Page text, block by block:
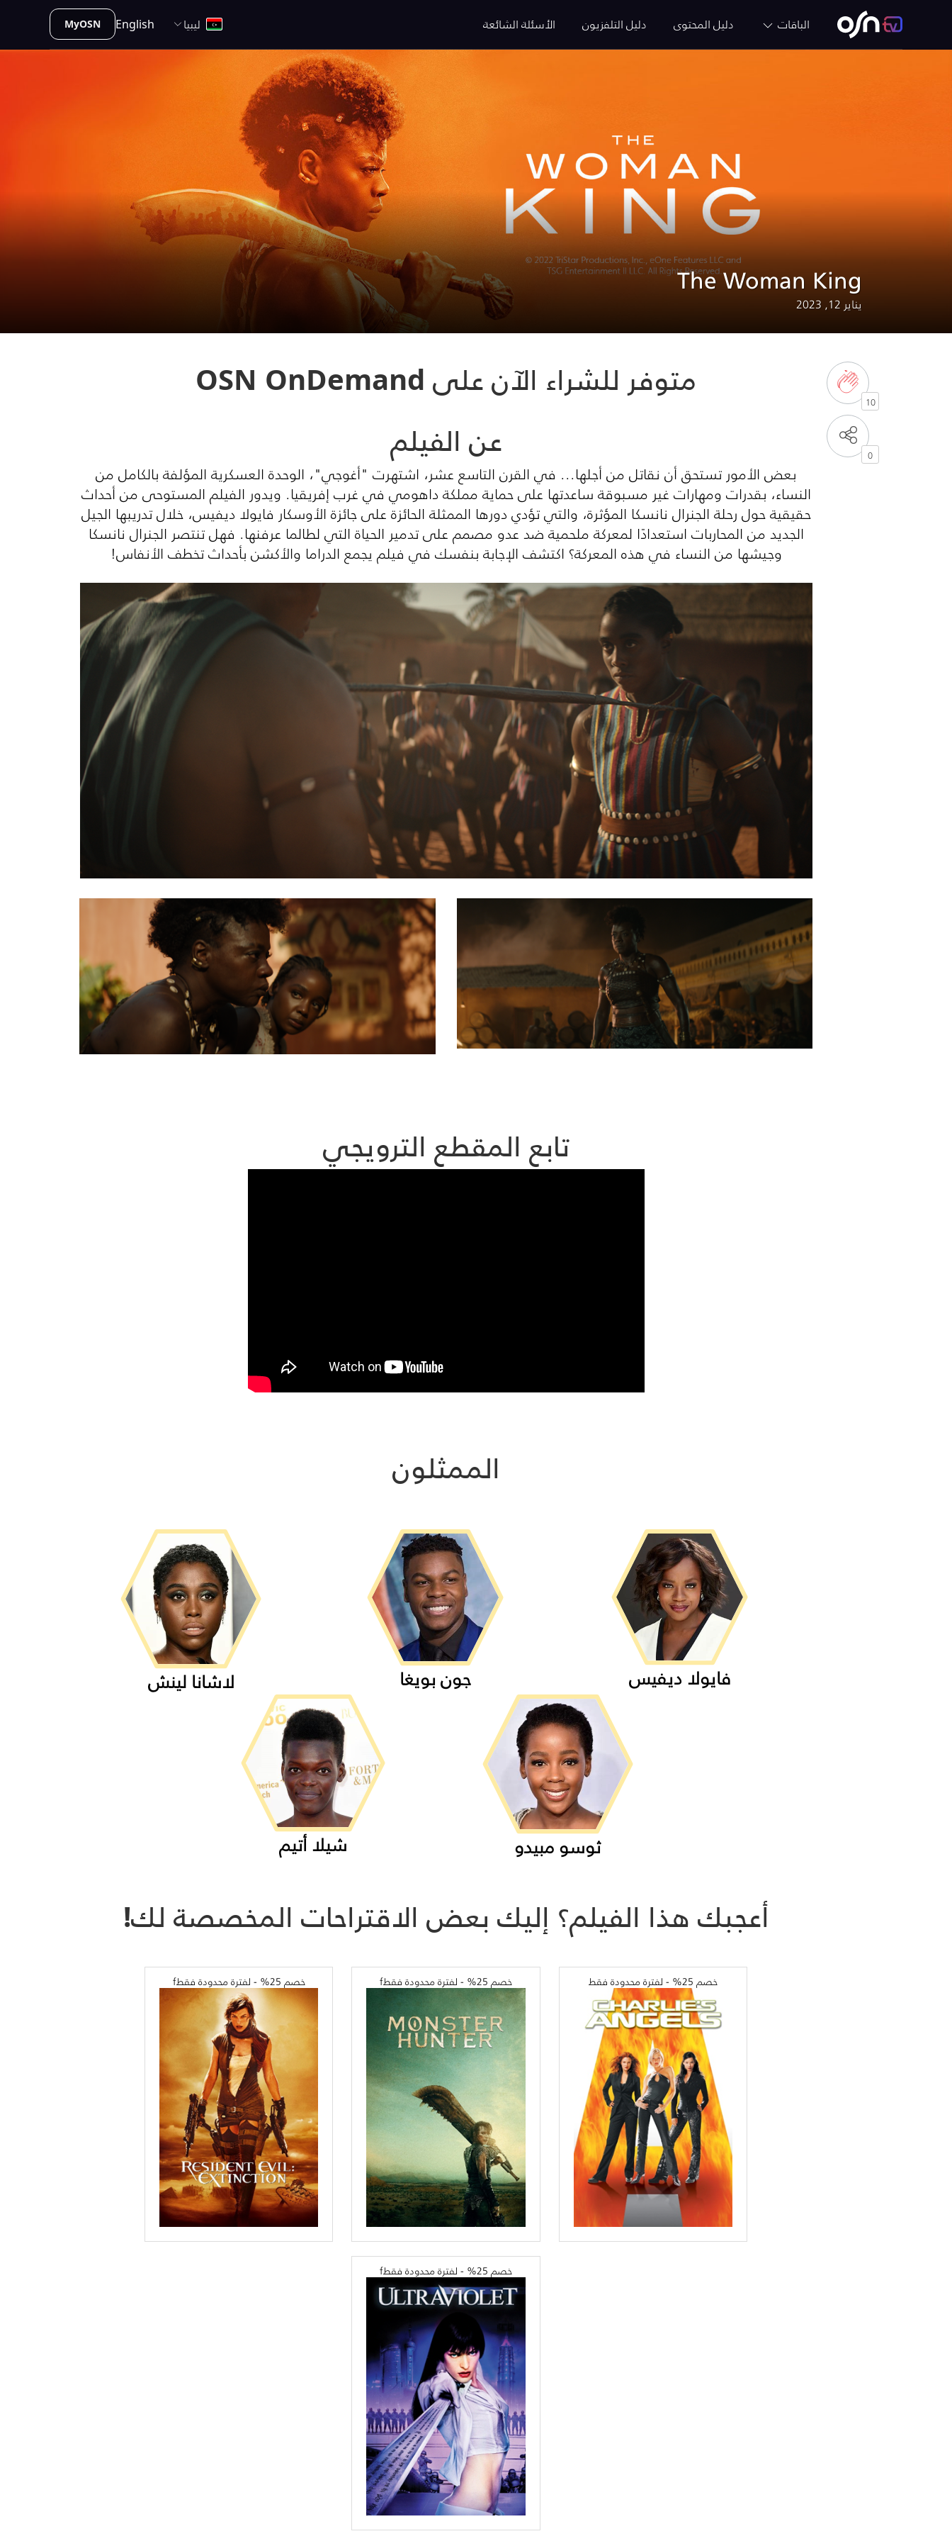
الباقات دليل المحتوى دليل التلفزيون الأسئلة الشائعة ليبيا English
MyOSN
The Woman King
يناير 12, 2023
10
0
متوفر للشراء الآن على OSN OnDemand
عن الفيلم
بعض الأمور تستحق أن نقاتل من أجلها... في القرن التاسع عشر، اشتهرت "أغوجي"، الوحدة العسكرية المؤلفة بالكامل من
النساء، بقدرات ومهارات غير مسبوقة ساعدتها على حماية مملكة داهومي في غرب إفريقيا. ويدور الفيلم المستوحى من أحداث
حقيقية حول رحلة الجنرال نانسكا المؤثرة، والتي تؤدي دورها الممثلة الحائزة على جائزة الأوسكار فايولا ديفيس، خلال تدريبها الجيل
الجديد من المحاربات استعدادًا لمعركة ملحمية ضد عدو مصمم على تدمير الحياة التي لطالما عرفنها. فهل تنتصر الجنرال نانسكا
وجيشها من النساء في هذه المعركة؟ اكتشف الإجابة بنفسك في فيلم يجمع الدراما والأكشن بأحداث تخطف الأنفاس!
تابع المقطع الترويجي
الممثلون
فايولا ديفيس جون بويغا لاشانا لينش
ثوسو مبيدو شيلا أتيم
أعجبك هذا الفيلم؟ إليك بعض الاقتراحات المخصصة لك!
خصم 25% - لفترة محدودة فقط خصم 25% - لفترة محدودة فقطf خصم 25% - لفترة محدودة فقطf
خصم 25% - لفترة محدودة فقطf